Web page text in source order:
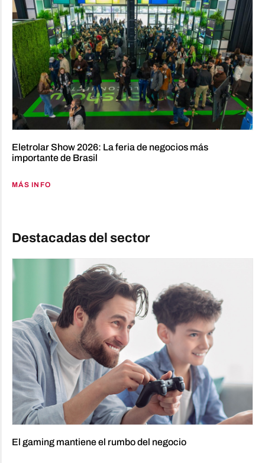
Eletrolar Show 2026: La feria de negocios más
importante de Brasil
MÁS INFO
Destacadas del sector
El gaming mantiene el rumbo del negocio